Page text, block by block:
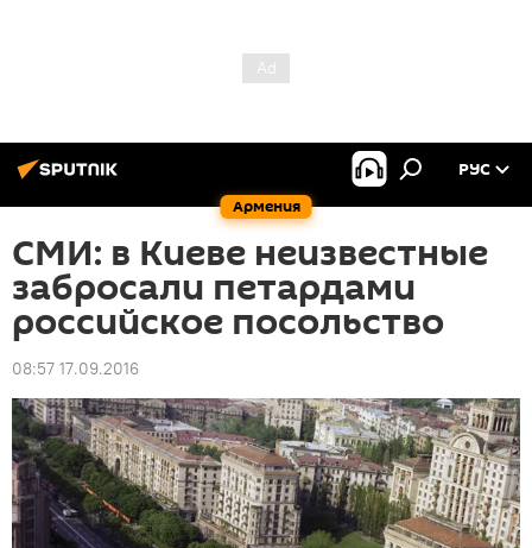
Армения
РУС
СМИ: в Киеве неизвестные
забросали петардами
российское посольство
08:57 17.09.2016